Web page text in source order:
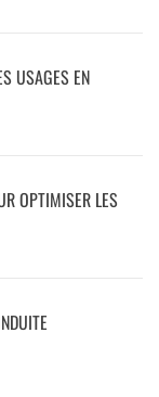
USAGES EN
OPTIMISER LES